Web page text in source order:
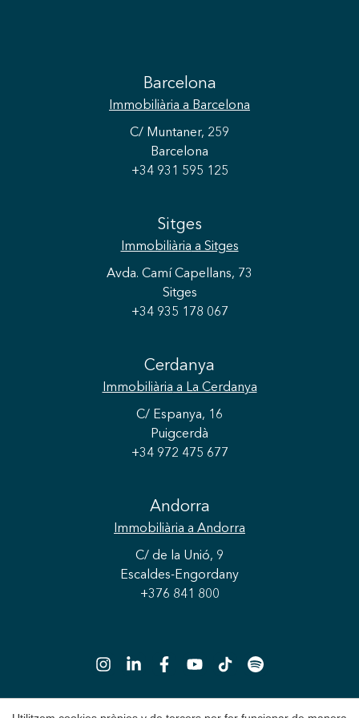
Barcelona
Immobiliària a Barcelona
C/ Muntaner, 259
Barcelona
+34 931 595 125
Sitges
Immobiliària a Sitges
Avda. Camí Capellans, 73
Sitges
+34 935 178 067
Cerdanya
Immobiliària a La Cerdanya
C/ Espanya, 16
Puigcerdà
+34 972 475 677
Andorra
Immobiliària a Andorra
C/ de la Unió, 9
Escaldes-Engordany
+376 841 800
Guardar configuració Acceptar totes